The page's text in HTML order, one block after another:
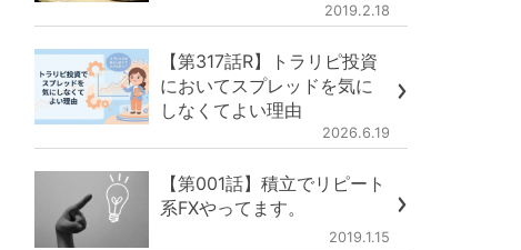
2019.2.18
【第317話R】トラリピ投資
においてスプレッドを気に
しなくてよい理由
2026.6.19
【第001話】積立でリピート
系FXやってます。
2019.1.15